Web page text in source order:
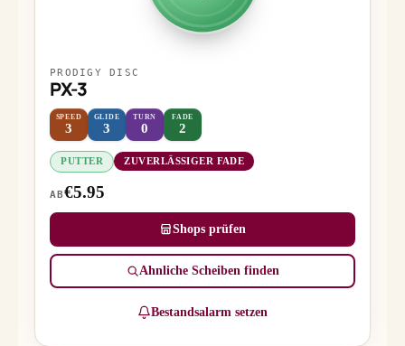
PRODIGY DISC
PX-3
SPEED
3
GLIDE
3
TURN
0
FADE
2
PUTTER ZUVERLÄSSIGER FADE
AB€5.95
Shops prüfen
Ähnliche Scheiben finden
Bestandsalarm setzen